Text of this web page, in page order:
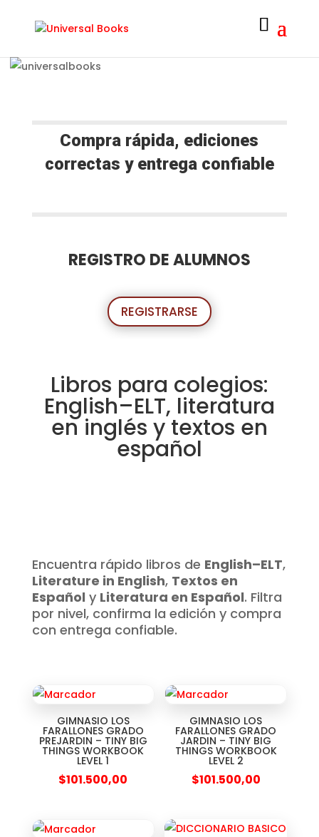
Compra rápida, ediciones
correctas y entrega confiable
REGISTRO DE ALUMNOS
REGISTRARSE
Libros para colegios:
English–ELT, literatura
en inglés y textos en
español
Encuentra rápido libros de English–ELT,
Literature in English, Textos en
Español y Literatura en Español. Filtra
por nivel, confirma la edición y compra
con entrega confiable.
GIMNASIO LOS
FARALLONES GRADO
PREJARDIN – TINY BIG
THINGS WORKBOOK
LEVEL 1
$101.500,00
GIMNASIO LOS
FARALLONES GRADO
JARDIN – TINY BIG
THINGS WORKBOOK
LEVEL 2
$101.500,00